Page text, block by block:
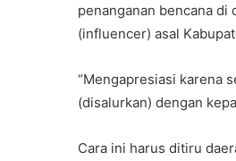
penanganan bencana di
(influencer) asal
“Mengapresiasi karena
(disalurkan) dengan
Cara ini harus ditiru